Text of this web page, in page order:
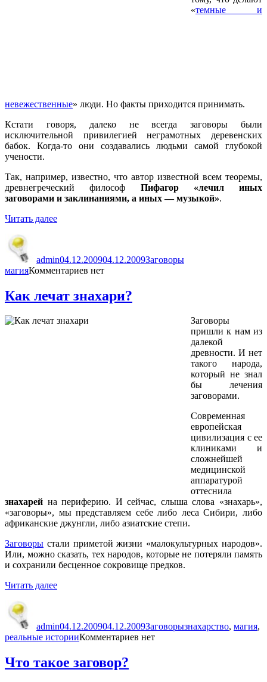
«темные и
невежественные» люди. Но факты приходится принимать.
Кстати говоря, далеко не всегда заговоры были
исключительной привилегией неграмотных деревенских
бабок. Когда-то они создавались людьми самой глубокой
учености.
Так, например, известно, что автор известной всем теоремы,
древнегреческий философ Пифагор «лечил иных
заговорами и заклинаниями, а иных — музыкой».
Читать далее««Черная»
admin04.12.200904.12.2009Заговоры
магияКомментариев нет
Как лечат знахари?
Заговоры
пришли к нам из
далекой
древности. И нет
такого народа,
который не знал
бы лечения
заговорами.
Современная
европейская
цивилизация с ее
клиниками и
сложнейшей
медицинской
аппаратурой
оттеснила
знахарей на периферию. И сейчас, слыша слова «знахарь»,
«заговоры», мы представляем себе либо леса Сибири, либо
африканские джунгли, либо азиатские степи.
Заговоры стали приметой жизни «малокультурных народов».
Или, можно сказать, тех народов, которые не потеряли память
и сохранили бесценное сокровище предков.
Читать далее«Как
admin04.12.200904.12.2009Заговорызнахарство, магия,
реальные историиКомментариев нет
Что такое заговор?